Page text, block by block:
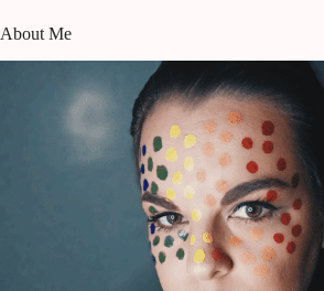
About Me